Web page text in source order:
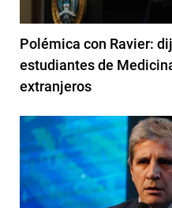
Polémica con Ravier:
estudiantes de
extranjeros